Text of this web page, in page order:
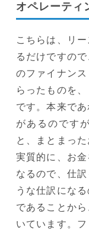
オペレーティ
こちらは、リ
るだけですの
のファイナン
らったものを
です。本来で
があるのです
と、まとまっ
実質的に、お
なるので、仕
うな仕訳にな
であることか
いています。